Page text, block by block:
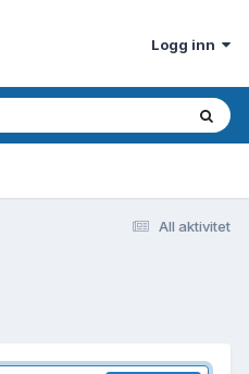
Logg inn
All aktivitet